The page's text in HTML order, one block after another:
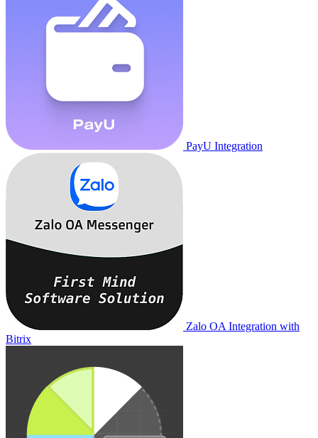
PayU Integration
Zalo OA Integration with
Bitrix